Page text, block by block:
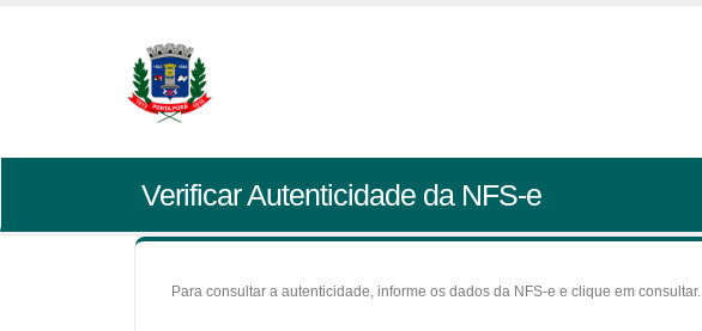
Verificar Autenticidade da NFS-e
Para consultar a autenticidade, informe os dados da NFS-e e clique em consultar.